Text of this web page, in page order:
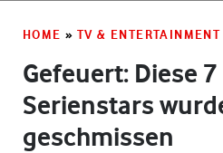
HOME » TV & ENTERTAINMENT
Gefeuert: Diese
Serienstars
geschmissen